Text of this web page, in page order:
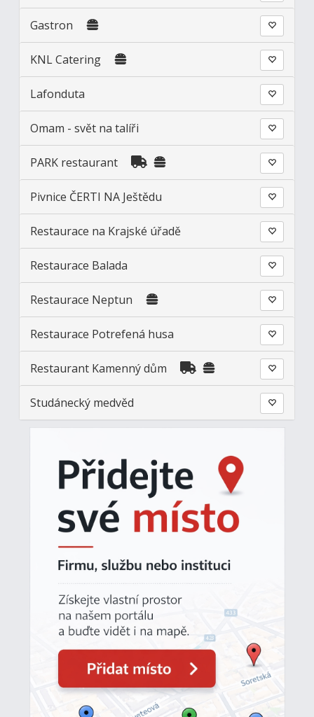
Gastron
KNL Catering
Lafonduta
Omam - svět na talíři
PARK restaurant
Pivnice ČERTI NA Ještědu
Restaurace na Krajské úřadě
Restaurace Balada
Restaurace Neptun
Restaurace Potrefená husa
Restaurant Kamenný dům
Studánecký medvěd